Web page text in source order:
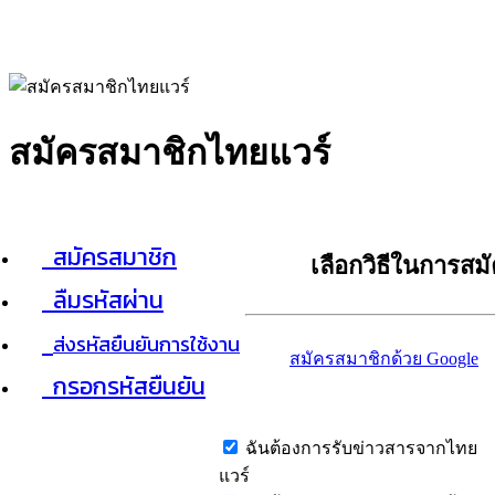
สมัครสมาชิกไทยแวร์
สมัครสมาชิก
ลืมรหัสผ่าน
ส่งรหัสยืนยันการใช้งาน
กรอกรหัสยืนยัน
เลือกวิธีในการส
สมัครสมาชิกด้วย Google
ฉันต้องการรับข่าวสารจากไทย
แวร์